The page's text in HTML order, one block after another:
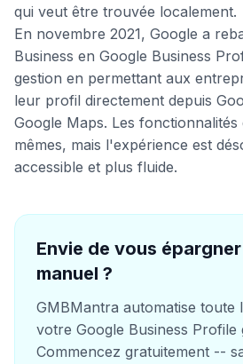
qui veut être trouvée localement.
En novembre 2021, Google a
Business en Google Business
gestion en permettant aux
leur profil directement depuis
Google Maps. Les fonctionnalités
mêmes, mais l'expérience est
accessible et plus fluide.
Envie de vous
manuel ?
GMBMantra automatise toute
votre Google Business Profile
Commencez gratuitement --